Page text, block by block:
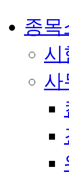
종목
시
사